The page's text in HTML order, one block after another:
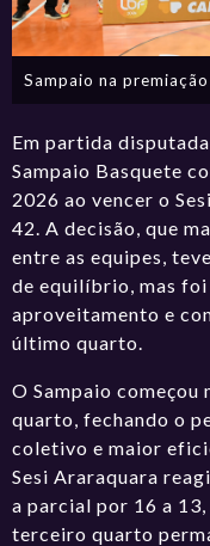
Sampaio na
Em partida
Sampaio Basquete
2026 ao vencer o
42. A decisão, que
entre as equipes,
de equilíbrio, mas
aproveitamento e
último quarto.
O Sampaio começou
quarto, fechando o
coletivo e maior
Sesi Araraquara
a parcial por 16 a
terceiro quarto